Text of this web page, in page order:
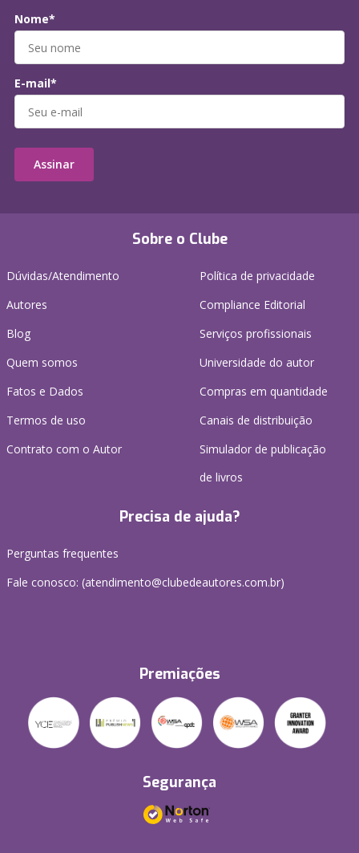
Sobre o Clube
Dúvidas/Atendimento
Autores
Blog
Quem somos
Fatos e Dados
Termos de uso
Contrato com o Autor
Política de privacidade
Compliance Editorial
Serviços profissionais
Universidade do autor
Compras em quantidade
Canais de distribuição
Simulador de publicação
de livros
Precisa de ajuda?
Perguntas frequentes
Fale conosco: (atendimento@clubedeautores.com.br)
Premiações
Segurança
Nome*
E-mail*
Assinar